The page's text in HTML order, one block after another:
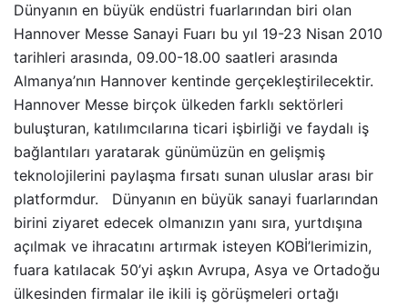
Dünyanın en büyük endüstri fuarlarından biri olan
Hannover Messe Sanayi Fuarı bu yıl 19-23 Nisan 2010
tarihleri arasında, 09.00-18.00 saatleri arasında
Almanya’nın Hannover kentinde gerçekleştirilecektir.
Hannover Messe birçok ülkeden farklı sektörleri
buluşturan, katılımcılarına ticari işbirliği ve faydalı iş
bağlantıları yaratarak günümüzün en gelişmiş
teknolojilerini paylaşma fırsatı sunan uluslar arası bir
platformdur. Dünyanın en büyük sanayi fuarlarından
birini ziyaret edecek olmanızın yanı sıra, yurtdışına
açılmak ve ihracatını artırmak isteyen KOBİ’lerimizin,
fuara katılacak 50’yi aşkın Avrupa, Asya ve Ortadoğu
ülkesinden firmalar ile ikili iş görüşmeleri ortağı